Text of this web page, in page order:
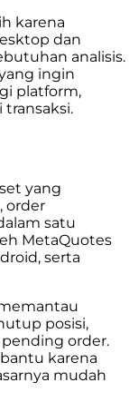
karena
dan
analisis.
ingin
platform,
transaksi.
yang
order
satu
MetaQuotes
serta
posisi,
order.
karena
mudah